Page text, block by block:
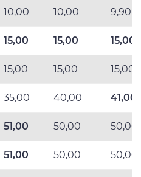
10,00 10,00 9,90
15,00 15,00 15,00
15,00 15,00 15,00
35,00 40,00 41,00
51,00 50,00 50,00
51,00 50,00 50,00